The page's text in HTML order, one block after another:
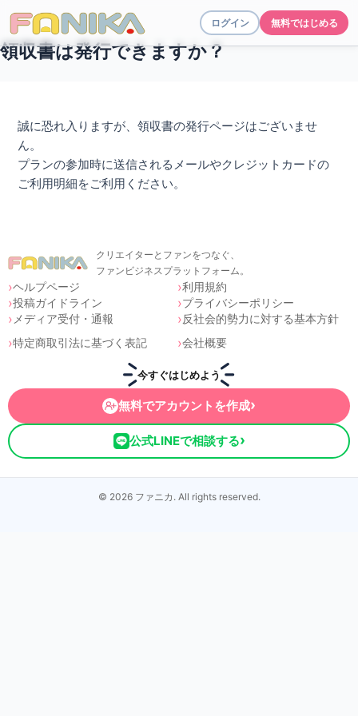
ログイン 無料ではじめる
領収書は発行できますか？
誠に恐れ入りますが、領収書の発行ページはございませ
ん。
プランの参加時に送信されるメールやクレジットカードの
ご利用明細をご利用ください。
クリエイターとファンをつなぐ、
ファンビジネスプラットフォーム。
ヘルプページ
投稿ガイドライン
メディア受付・通報
利用規約
プライバシーポリシー
反社会的勢力に対する基本方針
特定商取引法に基づく表記
会社概要
今すぐはじめよう
無料でアカウントを作成›
公式LINEで相談する›
© 2026 ファニカ. All rights reserved.